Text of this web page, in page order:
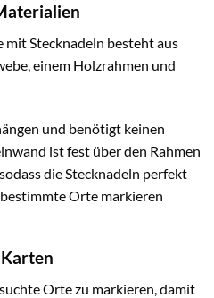
Stecknadeln besteht aus
einem Holzrahmen und
und benötigt keinen
ist fest über den Rahmen
die Stecknadeln perfekt
Orte markieren
Orte zu markieren, damit